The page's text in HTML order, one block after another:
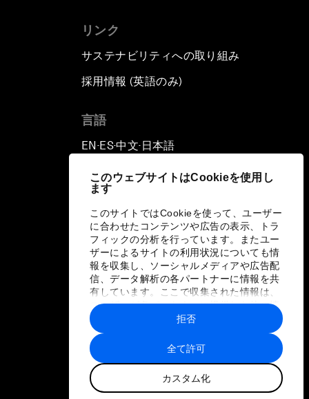
このウェブサイトはCookieを使用し
ます
このサイトではCookieを使って、ユーザー
に合わせたコンテンツや広告の表示、トラ
フィックの分析を行っています。またユー
ザーによるサイトの利用状況についても情
報を収集し、ソーシャルメディアや広告配
信、データ解析の各パートナーに情報を共
有しています。ここで収集された情報は、
ユーザーが各パートナーに提供した他の情
報や各パートナーのサービスを使用した際
に収集された情報と組み合わされ、各パー
トナーによって使用されることがありま
す。
全て許可
カスタム化
拒否
リンク
サステナビリティへの取り組み
採用情報 (英語のみ)
言語
EN ▪ES▪中文▪ 日本語